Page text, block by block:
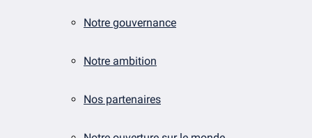
Notre gouvernance
Notre ambition
Nos partenaires